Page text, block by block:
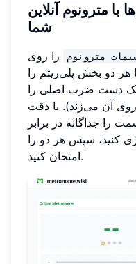
مترونوم آنلاین
شما
مترونوم
را روی
هر دو بخش پلی‌ریتم را
یک دست ضرب اصلی را
آن می‌زند). با دقت
را جداگانه در برابر
کنید، سپس هر دو را
امتحان کنید.